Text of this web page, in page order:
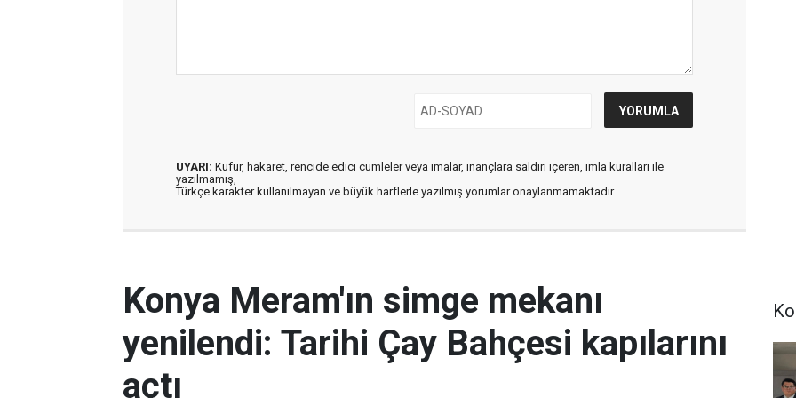
UYARI: Küfür, hakaret, rencide edici cümleler veya imalar, inançlara saldırı içeren, imla kuralları ile
yazılmamış,
Türkçe karakter kullanılmayan ve büyük harflerle yazılmış yorumlar onaylanmamaktadır.
Konya Meram'ın simge mekanı
yenilendi: Tarihi Çay Bahçesi kapılarını
açtı